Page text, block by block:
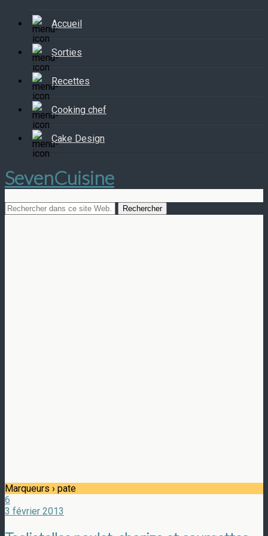
Accueil
Sorties
Recettes
Cooking chef
Cake Design
SevenCuisine
Marqueurs › pate
6
3 février 2013